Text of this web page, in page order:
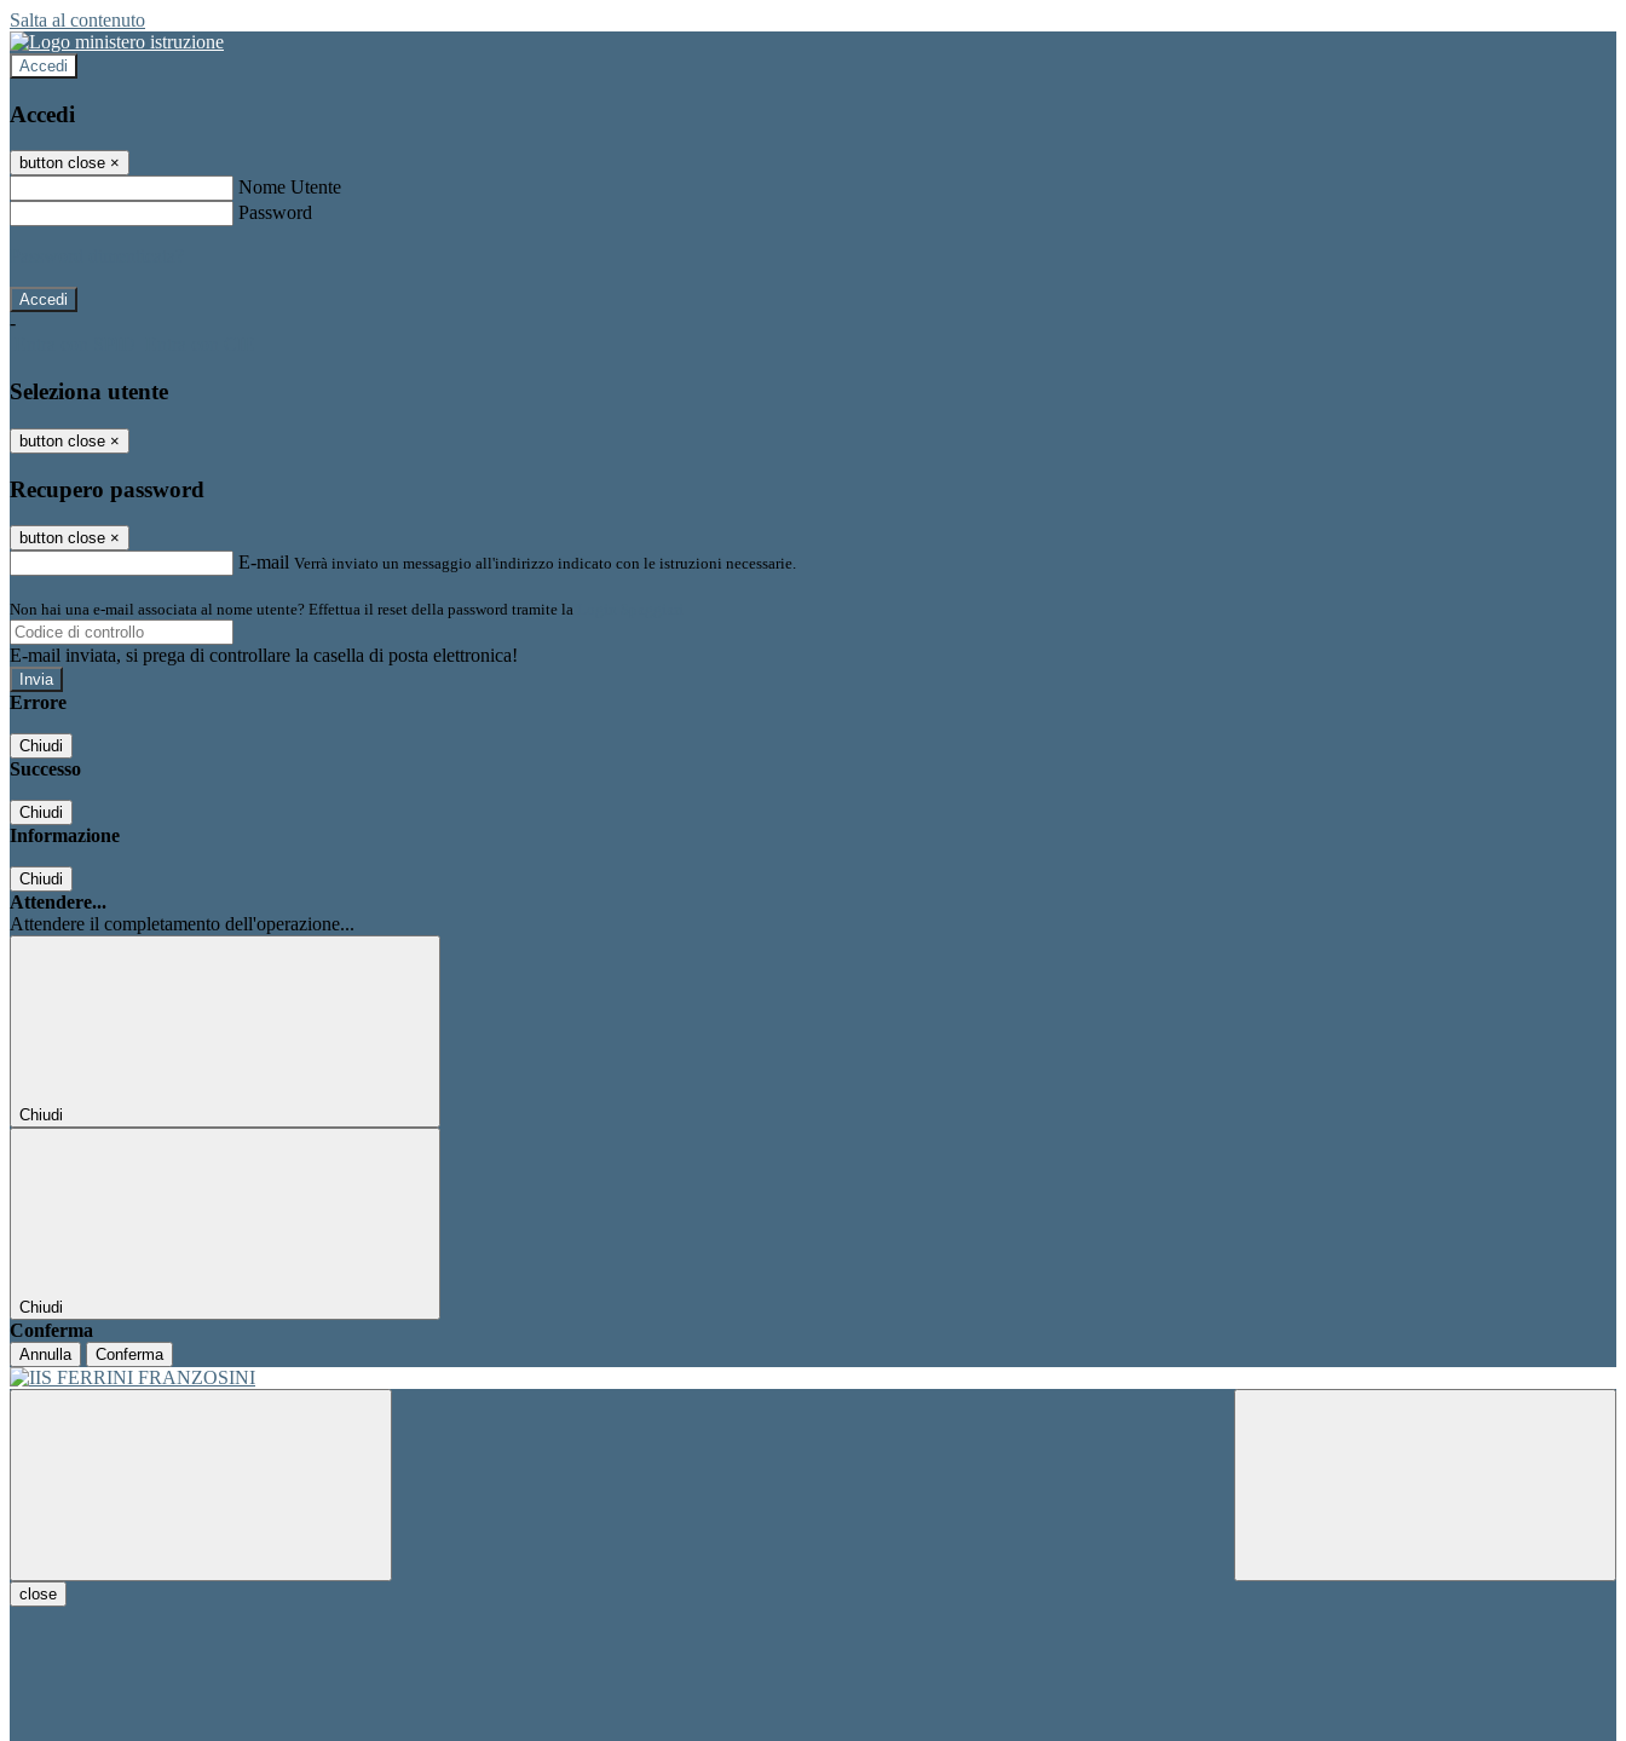
Salta al contenuto
Accedi
Accedi
button close ×
Nome Utente
Password
-
Seleziona utente
button close ×
Recupero password
button close ×
E-mail Verrà inviato un messaggio all'indirizzo indicato con le istruzioni necessarie.
Non hai una e-mail associata al nome utente? Effettua il reset della password tramite la
E-mail inviata, si prega di controllare la casella di posta elettronica!
Errore
Chiudi
Successo
Chiudi
Informazione
Chiudi
Attendere...
Attendere il completamento dell'operazione...
Chiudi
Chiudi
Conferma
Annulla Conferma
close